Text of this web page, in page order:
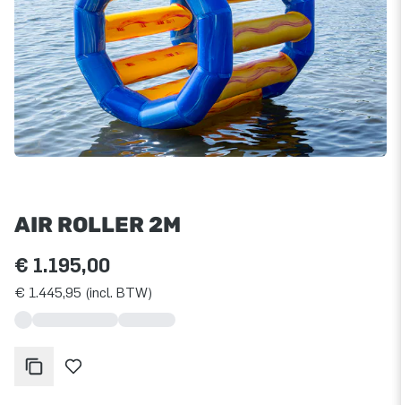
AIR ROLLER 2M
€ 1.195,00
€ 1.445,95 (incl. BTW)